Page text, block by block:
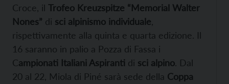
Croce, il Trofeo Kreuzspitze “Memorial Walter
Nones” di sci alpinismo individuale
rispettivamente alla quinta e quarta edizione. Il
16 saranno in palio a Pozza di Fassa i
Campionati Italiani Aspiranti di sci alpino. Dal
20 al 22, Miola di Piné sarà sede della Coppa